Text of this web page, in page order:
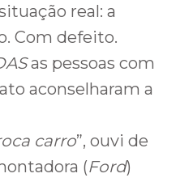
real: a
Com defeito.
as pessoas com
aconselharam a
carro”, ouvi de
(Ford)